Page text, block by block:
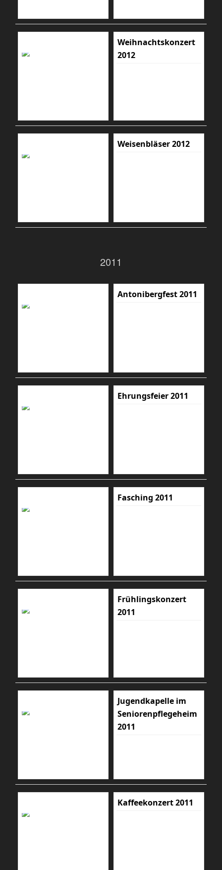
Weihnachtskonzert
2012
Weisenbläser 2012
2011
Antonibergfest 2011
Ehrungsfeier 2011
Fasching 2011
Frühlingskonzert
2011
Jugendkapelle im
Seniorenpflegeheim
2011
Kaffeekonzert 2011